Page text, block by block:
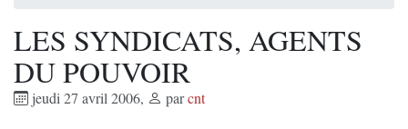
LES SYNDICATS, AGENTS
DU POUVOIR
jeudi 27 avril 2006, parcnt